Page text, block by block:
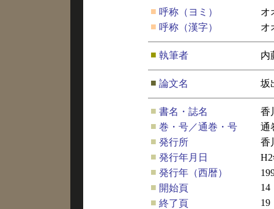
■ 呼称（ヨミ）
オ
■ 呼称（漢字） オ
■ 執筆者 内
■ 論文名 坂
■ 書名・誌名
香
■ 巻・号／通巻・号
通
■ 発行所
香
■ 発行年月日
■ 発行年（西暦）
■ 開始頁
14
■ 終了頁 19